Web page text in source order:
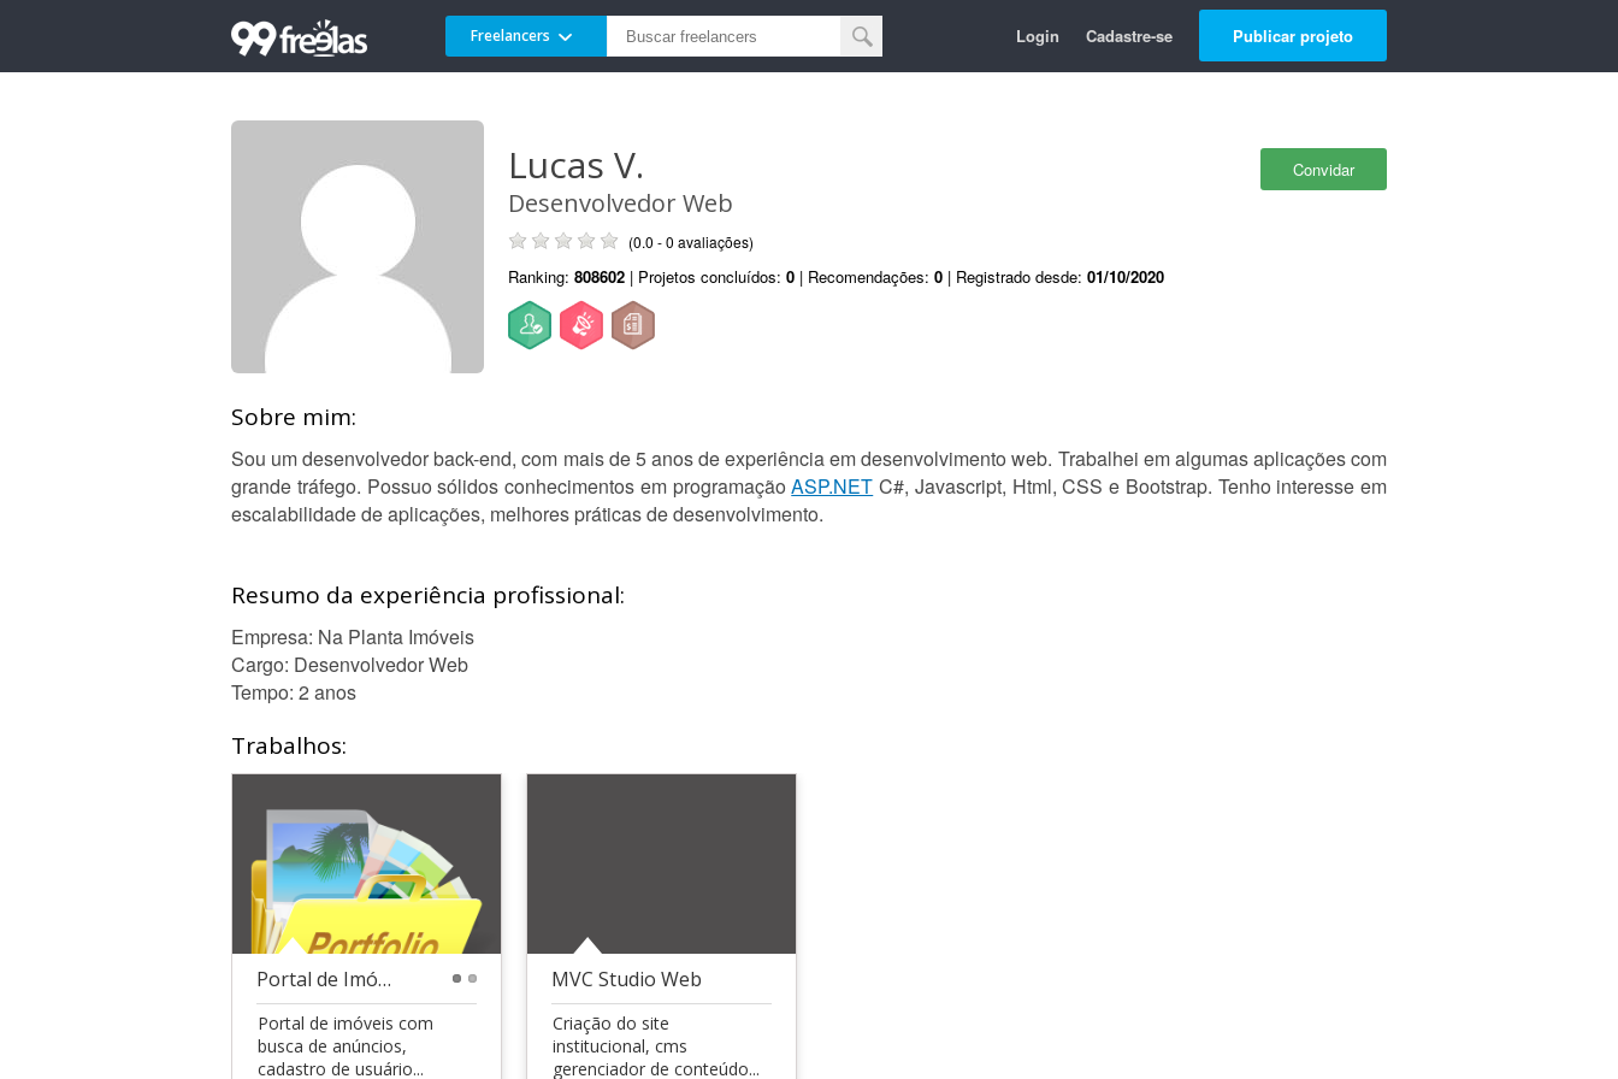
Freelancers Login Cadastre-se Publicar projeto
Convidar
Lucas V.
Desenvolvedor Web
(0.0 - 0 avaliações)
Ranking: 808602 | Projetos concluídos: 0 | Recomendações: 0 | Registrado desde: 01/10/2020
Sobre mim:
Sou um desenvolvedor back-end, com mais de 5 anos de experiência em desenvolvimento web. Trabalhei em algumas aplicações com
grande tráfego. Possuo sólidos conhecimentos em programaçãoASP.NET C#, Javascript, Html, CSS e Bootstrap. Tenho interesse em
escalabilidade de aplicações, melhores práticas de desenvolvimento.
Resumo da experiência profissional:
Empresa: Na Planta Imóveis
Cargo: Desenvolvedor Web
Tempo: 2 anos
Trabalhos:
Portal de Imóveis
Portal de imóveis com
busca de anúncios,
cadastro de usuário...
MVC Studio Web
Criação do site
institucional, cms
gerenciador de conteúdo...